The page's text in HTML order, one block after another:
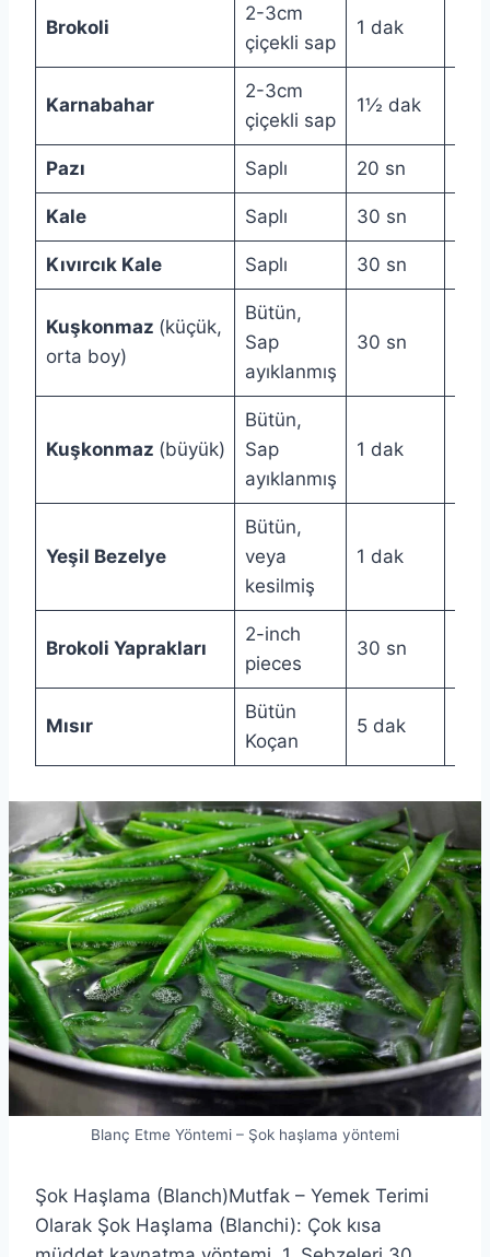
Brokoli
2-3cm
çiçekli sap
1 dak
Karnabahar
2-3cm
çiçekli sap
1½ dak
Pazı Saplı 20 sn
Kale Saplı 30 sn
Kıvırcık Kale Saplı 30 sn
Kuşkonmaz (küçük,
orta boy)
Bütün,
Sap
ayıklanmış
30 sn
Kuşkonmaz (büyük)
Bütün,
Sap
ayıklanmış
1 dak
Yeşil Bezelye
Bütün,
veya
kesilmiş
1 dak
Brokoli Yaprakları
2-inch
pieces
30 sn
Mısır
Bütün
Koçan
5 dak
Blanç Etme Yöntemi – Şok haşlama yöntemi
Şok Haşlama (Blanch)Mutfak – Yemek Terimi
Olarak Şok Haşlama (Blanchi): Çok kısa